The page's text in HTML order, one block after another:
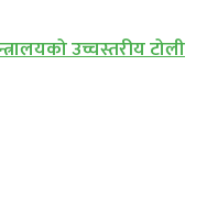
उच्चस्तरीय टोली